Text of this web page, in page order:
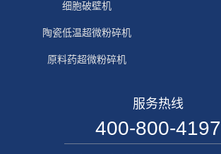
细胞破壁机
陶瓷低温超微粉碎机
原料药超微粉碎机
服务热线
400-800-4197